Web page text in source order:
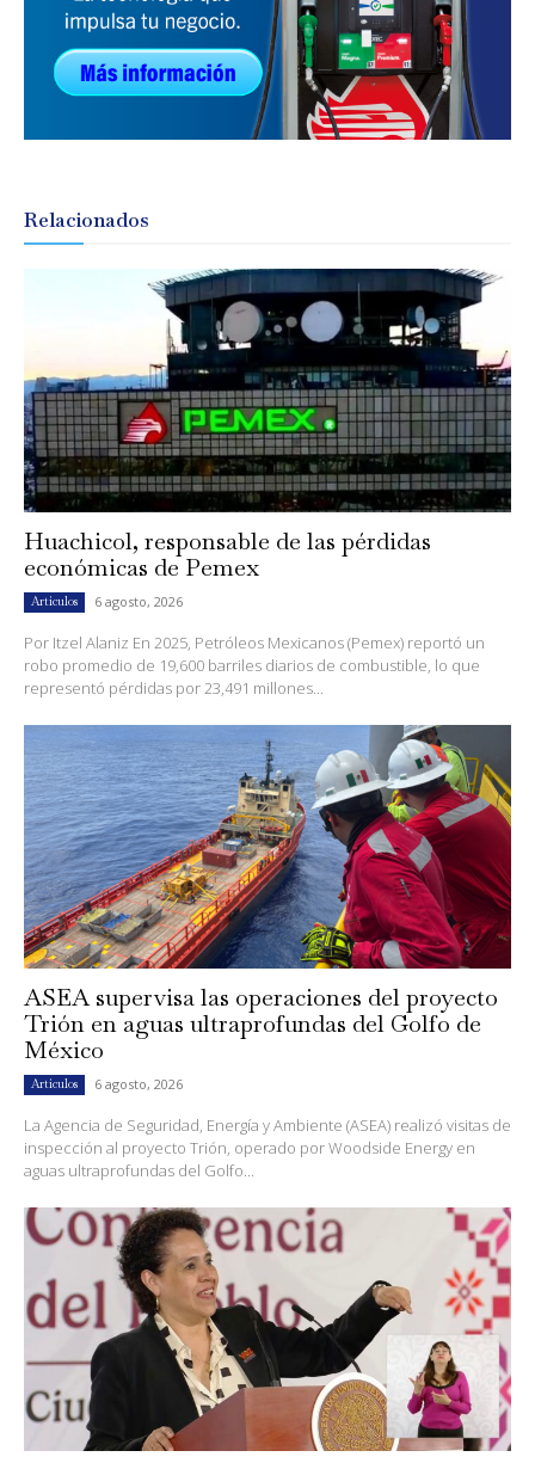
Relacionados
Huachicol, responsable de las pérdidas
económicas de Pemex
Artículos 6 agosto, 2026
Por Itzel Alaniz En 2025, Petróleos Mexicanos (Pemex) reportó un
robo promedio de 19,600 barriles diarios de combustible, lo que
representó pérdidas por 23,491 millones...
ASEA supervisa las operaciones del proyecto
Trión en aguas ultraprofundas del Golfo de
México
Artículos 6 agosto, 2026
La Agencia de Seguridad, Energía y Ambiente (ASEA) realizó visitas de
inspección al proyecto Trión, operado por Woodside Energy en
aguas ultraprofundas del Golfo...